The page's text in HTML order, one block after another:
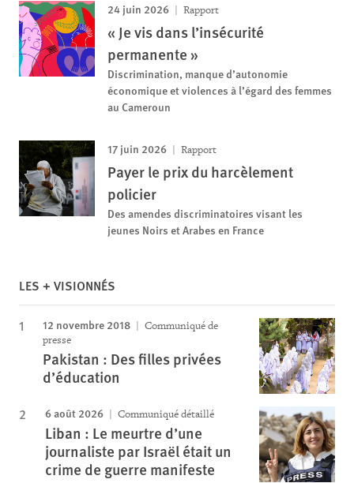
24 juin 2026 Rapport
« Je vis dans l’insécurité
permanente »
Discrimination, manque d’autonomie
économique et violences à l’égard des femmes
au Cameroun
17 juin 2026 Rapport
Payer le prix du harcèlement
policier
Des amendes discriminatoires visant les
jeunes Noirs et Arabes en France
LES + VISIONNÉS
12 novembre 2018
Communiqué de
presse
Pakistan : Des filles privées
d’éducation
6 août 2026 Communiqué détaillé
Liban : Le meurtre d’une
journaliste par Israël était un
crime de guerre manifeste